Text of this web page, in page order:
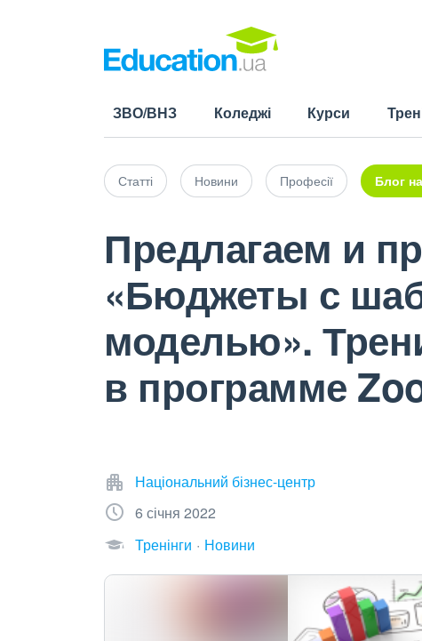
ЗВО/ВНЗ Коледжі Курси
Статті Новини Професії Блог
Предлагаем и
«Бюджеты с
моделью».
в программе
Національний бізнес-центр
6 січня 2022
Тренінги
Новини